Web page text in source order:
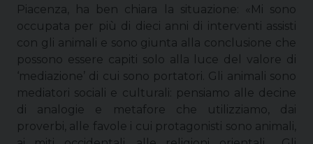
Piacenza, ha ben chiara la situazione: «Mi sono
occupata per più di dieci anni di interventi assisti
con gli animali e sono giunta alla conclusione che
possono essere capiti solo alla luce del valore di
‘mediazione’ di cui sono portatori. Gli animali sono
mediatori sociali e culturali: pensiamo alle decine
di analogie e metafore che utilizziamo, dai
proverbi, alle favole i cui protagonisti sono animali,